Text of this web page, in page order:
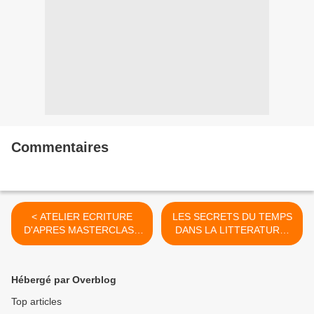
Commentaires
< ATELIER ECRITURE
D'APRES MASTERCLASS
LITTERAIRES, SAMEDI 9
LES SECRETS DU TEMPS
DANS LA LITTERATURE,
LES ARTS, LA VIE, PARIS,
Hébergé par Overblog
Top articles